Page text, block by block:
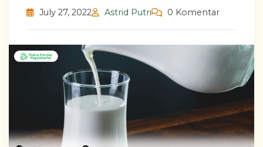
July 27, 2022 Astrid Putri 0 Komentar